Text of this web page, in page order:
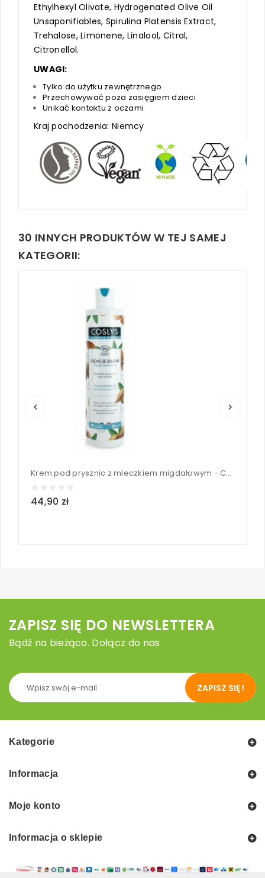
Ethylhexyl Olivate, Hydrogenated Olive Oil
Unsaponifiables, Spirulina Platensis Extract,
Trehalose, Limonene, Linalool, Citral,
Citronellol.
UWAGI:
Tylko do użytku zewnętrznego
Przechowywać poza zasięgiem dzieci
Unikać kontaktu z oczami
Kraj pochodzenia: Niemcy
30 INNYCH PRODUKTÓW W TEJ SAMEJ
KATEGORII:
keyboard_arrow_left keyboard_arrow_right
Krem pod prysznic z mleczkiem migdałowym - COSLYS 380ml
44,90 zł
ZAPISZ SIĘ DO NEWSLETTERA
Bądź na bieżąco. Dołącz do nas
ZAPISZ SIĘ !
Kategorie
Informacja
Moje konto
Informacja o sklepie